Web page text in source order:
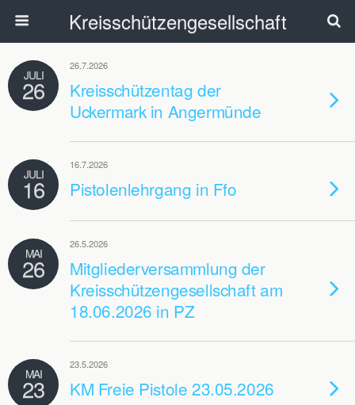
Kreisschützengesellschaft
JULI
26
26.7.2026
Kreisschützentag der
Uckermark in Angermünde
JULI
16
16.7.2026
Pistolenlehrgang in Ffo
MAI
26
26.5.2026
Mitgliederversammlung der
Kreisschützengesellschaft am
18.06.2026 in PZ
MAI
23
23.5.2026
KM Freie Pistole 23.05.2026